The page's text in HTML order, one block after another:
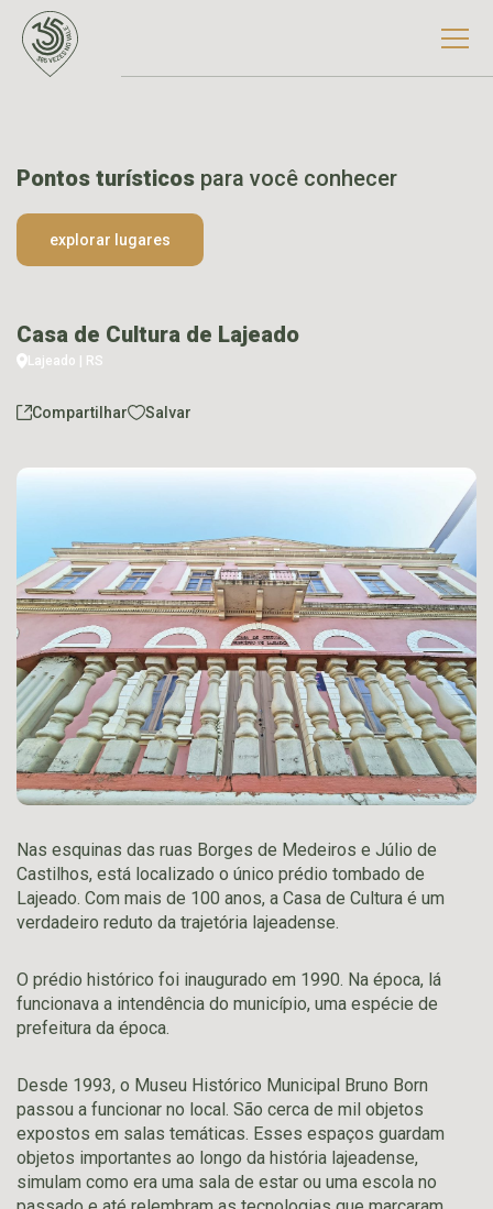
Pontos turísticos para você conhecer
explorar lugares
Casa de Cultura de Lajeado
Lajeado | RS
Compartilhar Salvar
Nas esquinas das ruas Borges de Medeiros e Júlio de
Castilhos, está localizado o único prédio tombado de
Lajeado. Com mais de 100 anos, a Casa de Cultura é um
verdadeiro reduto da trajetória lajeadense.
O prédio histórico foi inaugurado em 1990. Na época, lá
funcionava a intendência do município, uma espécie de
prefeitura da época.
Desde 1993, o Museu Histórico Municipal Bruno Born
passou a funcionar no local. São cerca de mil objetos
expostos em salas temáticas. Esses espaços guardam
objetos importantes ao longo da história lajeadense,
simulam como era uma sala de estar ou uma escola no